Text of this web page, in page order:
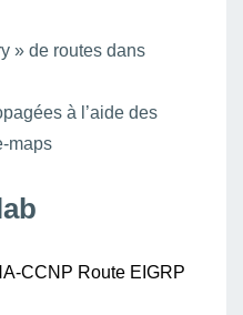
» de routes dans
à l’aide des
maps
CCNP Route EIGRP